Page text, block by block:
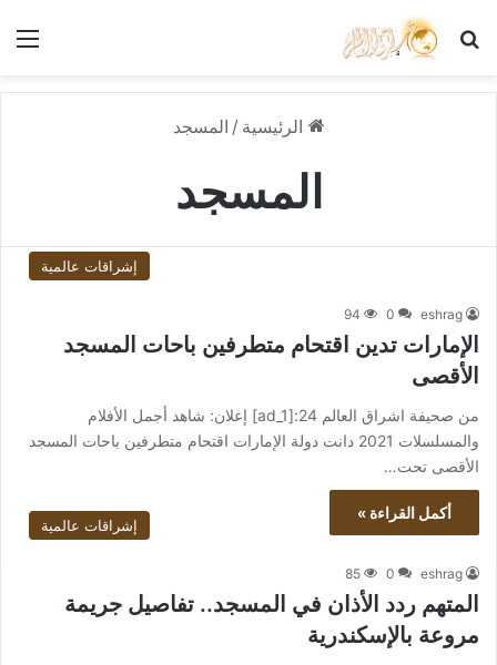
بحث عن
الرئيسية / المسجد
المسجد
إشراقات عالمية
eshrag
0
94
الإمارات تدين اقتحام متطرفين باحات المسجد
الأقصى
من صحيفة اشراق العالم 24:[ad_1] إعلان: شاهد أجمل الأفلام
والمسلسلات 2021 دانت دولة الإمارات اقتحام متطرفين باحات المسجد
الأقصى تحت…
أكمل القراءة »
إشراقات عالمية
eshrag
0
85
المتهم ردد الأذان في المسجد.. تفاصيل جريمة
مروعة بالإسكندرية